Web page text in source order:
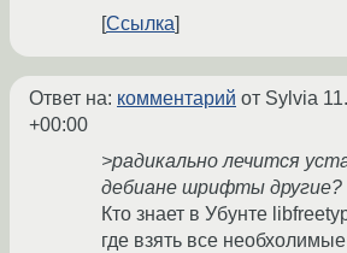
Ссылка
Ответ на: комментарий от Sylvia
+00:00
>радикально лечится
дебиане шрифты другие?
Кто знает в Убунте
где взять все